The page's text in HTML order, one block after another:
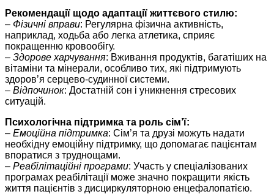
Рекомендації щодо адаптації життєвого стилю:
– Фізичні вправи: Регулярна фізична активність,
наприклад, ходьба або легка атлетика, сприяє
покращенню кровообігу.
– Здорове харчування: Вживання продуктів, багатіших на
вітаміни та мінерали, особливо тих, які підтримують
здоров’я серцево-судинної системи.
– Відпочинок: Достатній сон і уникнення стресових
ситуацій.
Психологічна підтримка та роль сім’ї:
– Емоційна підтримка: Сім’я та друзі можуть надати
необхідну емоційну підтримку, що допомагає пацієнтам
впоратися з труднощами.
– Реабілітаційні програми: Участь у спеціалізованих
програмах реабілітації може значно покращити якість
життя пацієнтів з дисциркуляторною енцефалопатією.